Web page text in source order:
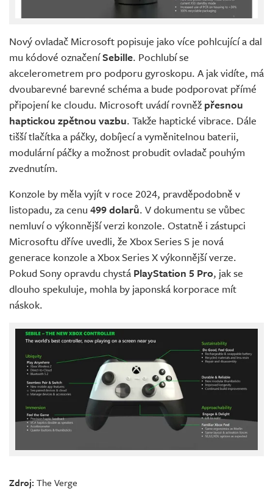
Nový ovladač Microsoft popisuje jako více pohlcující a dal
mu kódové označeníSebille. Pochlubí se
akcelerometrem pro podporu gyroskopu. A jak vidíte, má
dvoubarevné barevné schéma a bude podporovat přímé
připojení ke cloudu. Microsoft uvádí rovněž přesnou
haptickou zpětnou vazbu. Takže haptické vibrace. Dále
tišší tlačítka a páčky, dobíjecí a vyměnitelnou baterii,
modulární páčky a možnost probudit ovladač pouhým
zvednutím.
Konzole by měla vyjít v roce 2024, pravděpodobně v
listopadu, za cenu 499 dolarů. V dokumentu se vůbec
nemluví o výkonnější verzi konzole. Ostatně i zástupci
Microsoftu dříve uvedli, že Xbox Series S je nová
generace konzole a Xbox Series X výkonnější verze.
Pokud Sony opravdu chystá PlayStation 5 Pro, jak se
dlouho spekuluje, mohla by japonská korporace mít
náskok.
Zdroj:The Verge